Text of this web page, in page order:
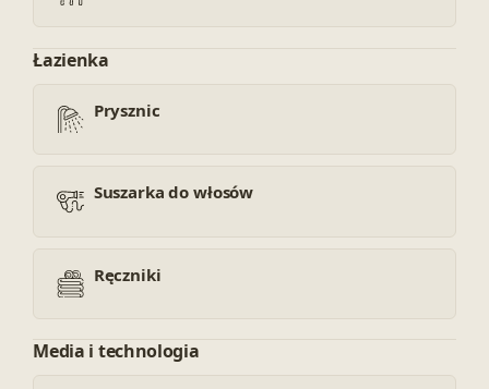
Łazienka
Prysznic
Suszarka do włosów
Ręczniki
Media i technologia